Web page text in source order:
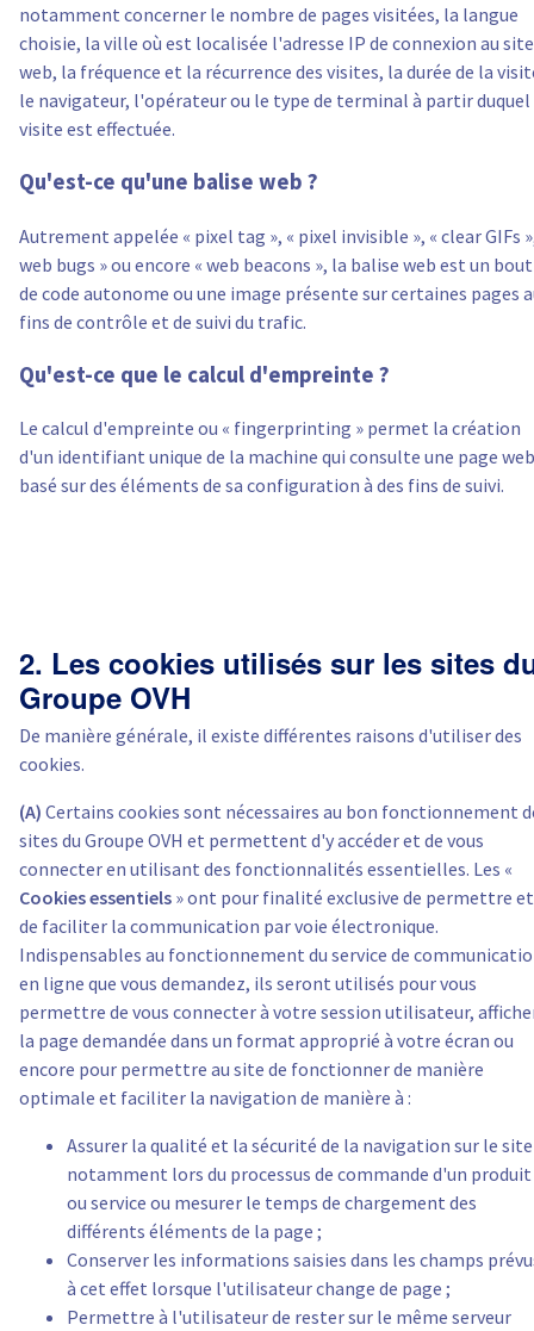
notamment concerner le nombre de pages visitées, la langue
choisie, la ville où est localisée l'adresse IP de connexion au site
web, la fréquence et la récurrence des visites, la durée de la
le navigateur, l'opérateur ou le type de terminal à partir duquel
visite est effectuée.
Qu'est-ce qu'une balise web ?
Autrement appelée « pixel tag », « pixel invisible », « clear GIFs
web bugs » ou encore « web beacons », la balise web est un bout
de code autonome ou une image présente sur certaines pages
fins de contrôle et de suivi du trafic.
Qu'est-ce que le calcul d'empreinte ?
Le calcul d'empreinte ou « fingerprinting » permet la création
d'un identifiant unique de la machine qui consulte une page
basé sur des éléments de sa configuration à des fins de suivi.
2. Les cookies utilisés sur les sites
Groupe OVH
De manière générale, il existe différentes raisons d'utiliser des
cookies.
(A) Certains cookies sont nécessaires au bon fonctionnement
sites du Groupe OVH et permettent d'y accéder et de vous
connecter en utilisant des fonctionnalités essentielles. Les «
Cookies essentiels » ont pour finalité exclusive de permettre et
de faciliter la communication par voie électronique.
Indispensables au fonctionnement du service de
en ligne que vous demandez, ils seront utilisés pour vous
permettre de vous connecter à votre session utilisateur,
la page demandée dans un format approprié à votre écran ou
encore pour permettre au site de fonctionner de manière
optimale et faciliter la navigation de manière à :
Assurer la qualité et la sécurité de la navigation sur le site
notamment lors du processus de commande d'un produit
ou service ou mesurer le temps de chargement des
différents éléments de la page ;
Conserver les informations saisies dans les champs
à cet effet lorsque l'utilisateur change de page ;
Permettre à l'utilisateur de rester sur le même serveur